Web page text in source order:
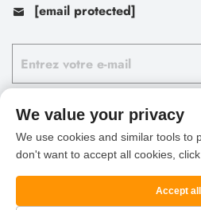
[email protected]
We value your privacy
We use cookies and similar tools to
don't want to accept all cookies,
Accept all